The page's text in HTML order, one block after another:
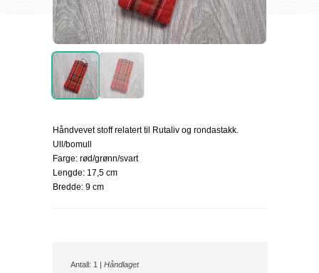
Håndvevet stoff relatert til Rutaliv og rondastakk.
Ull/bomull
Farge: rød/grønn/svart
Lengde: 17,5 cm
Bredde: 9 cm
Antall: 1 | Håndlaget